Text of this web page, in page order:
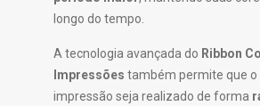
longo do tempo.
A tecnologia avançada do Ribbon
Impressões também permite que o
impressão seja realizado de forma